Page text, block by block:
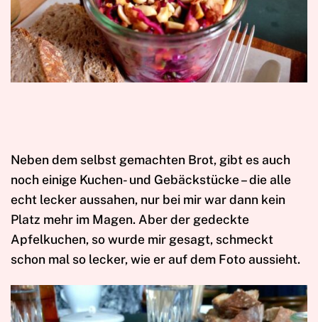
Neben dem selbst gemachten Brot, gibt es auch
noch einige Kuchen- und Gebäckstücke – die alle
echt lecker aussahen, nur bei mir war dann kein
Platz mehr im Magen. Aber der gedeckte
Apfelkuchen, so wurde mir gesagt, schmeckt
schon mal so lecker, wie er auf dem Foto aussieht.